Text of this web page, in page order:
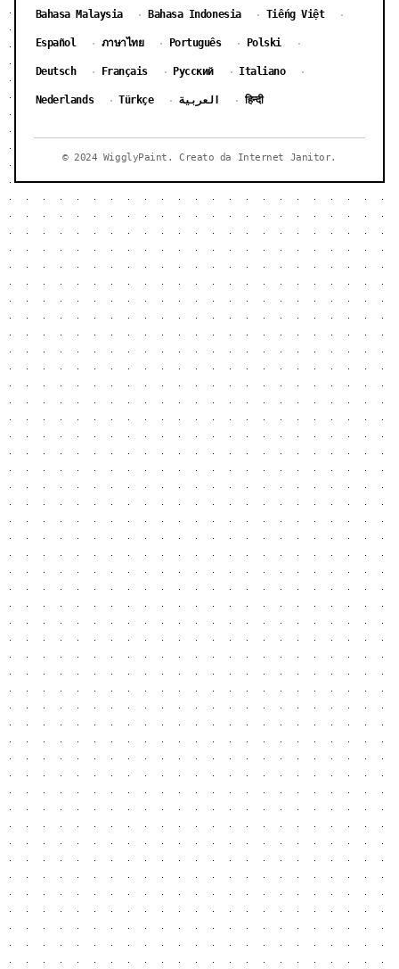
Bahasa Malaysia · Bahasa Indonesia · Tiếng Việt ·
Español · ภาษาไทย · Português · Polski ·
Deutsch · Français · Русский · Italiano ·
Nederlands · Türkçe · العربية · हिन्दी
© 2024 WigglyPaint. Creato da Internet Janitor.